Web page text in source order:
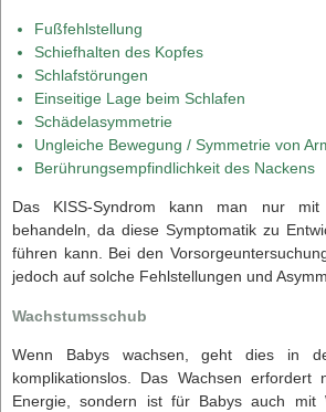
Fußfehlstellung
Schiefhalten des Kopfes
Schlafstörungen
Einseitige Lage beim Schlafen
Schädelasymmetrie
Ungleiche Bewegung / Symmetrie von
Berührungsempfindlichkeit des Nackens
Das KISS-Syndrom kann man nur mit
behandeln, da diese Symptomatik zu
führen kann. Bei den
jedoch auf solche Fehlstellungen und
Wachstumsschub
Wenn Babys wachsen, geht dies in
komplikationslos. Das Wachsen
Energie, sondern ist für Babys auch mit